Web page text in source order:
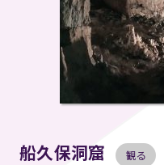
船久保洞窟 観る